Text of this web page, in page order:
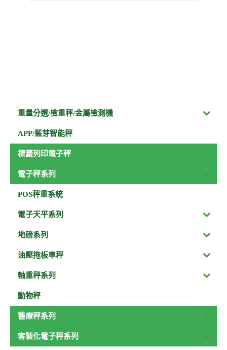
重量分選/檢重秤/金屬檢測機
APP/藍芽智能秤
標籤列印電子秤
電子秤系列
POS秤重系統
電子天平系列
地磅系列
油壓拖板車秤
軸重秤系列
動物秤
醫療秤系列
客製化電子秤系列